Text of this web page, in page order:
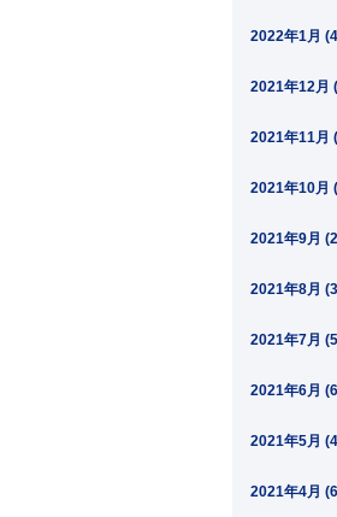
2022年1月
2021年12月
2021年11月
2021年10月
2021年9月
2021年8月
2021年7月
2021年6月
2021年5月
2021年4月